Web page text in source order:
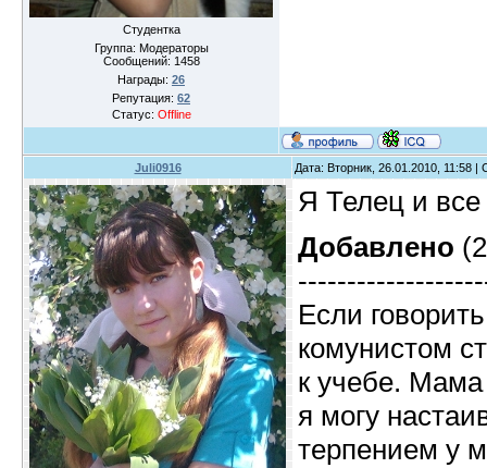
Студентка
Группа: Модераторы
Сообщений: 1458
Награды: 26
Репутация: 62
Статус: Offline
Juli0916 Дата: Вторник, 26.01.2010, 11:58
Я Телец и
Добавлено
Если
комунистом
к учебе. Мама
я могу
терпением у